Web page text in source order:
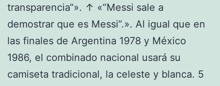
transparencia“». ↑ «“Messi sale a
demostrar que es Messi”.». Al igual que en
las finales de Argentina 1978 y México
1986, el combinado nacional usará su
camiseta tradicional, la celeste y blanca. 5